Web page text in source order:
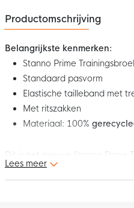
Productomschrijving
Belangrijkste kenmerken:
Stanno Prime
Standaard pasvorm
Elastische tailleband met
Met ritszakken
Materiaal: 100%
Dit is het nieuwe Stanno Prime
praktisch comfort wordt gelinkt
nu het Stanno Prime
Lees meer